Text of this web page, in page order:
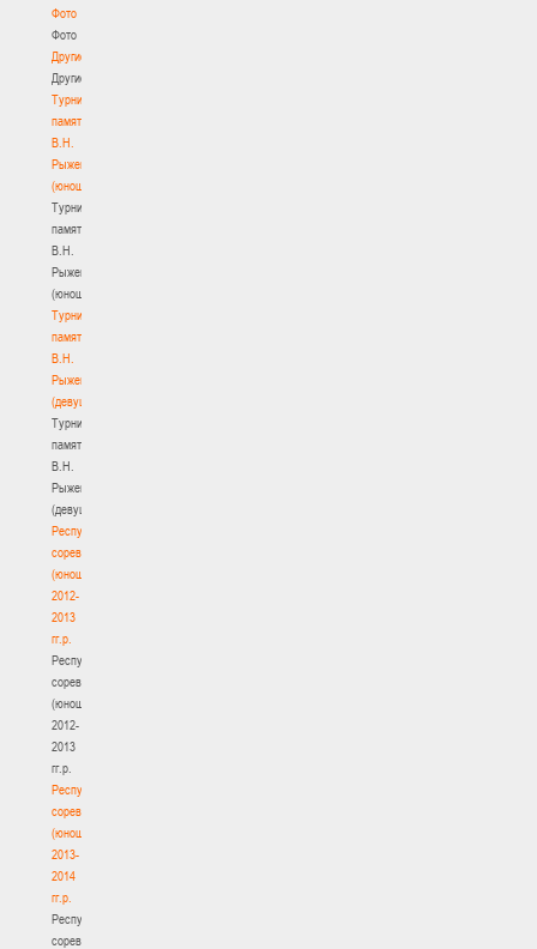
Фото
Фото
Другие
Другие
Турнир
памяти
В.Н.
Рыженкова
(юноши)
Турнир
памяти
В.Н.
Рыженкова
(юноши)
Турнир
памяти
В.Н.
Рыженкова
(девушки)
Турнир
памяти
В.Н.
Рыженкова
(девушки)
Республиканские
соревнования
(юноши)
2012-
2013
гг.р.
Республиканские
соревнования
(юноши)
2012-
2013
гг.р.
Республиканские
соревнования
(юноши)
2013-
2014
гг.р.
Республиканские
соревнования